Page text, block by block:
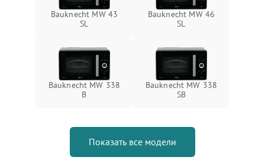
Bauknecht MW 43
SL
Bauknecht MW 46
SL
Bauknecht MW 338
B
Bauknecht MW 338
SB
Показать все модели